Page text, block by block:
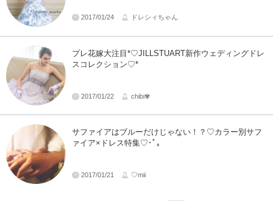
2017/01/24 ドレシィちゃん
プレ花嫁大注目*♡JILLSTUART新作ウェディングドレ
スコレクション♡*
2017/01/22 chibi✾
サファイアはブルーだけじゃない！？♡カラー別サフ
ァイア×ドレス特集♡･ﾟ｡
2017/01/21 ♡mii